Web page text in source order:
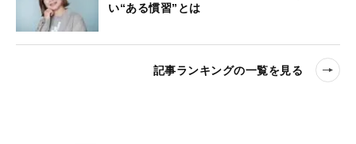
い“ある慣習”とは
記事ランキングの一覧を見る